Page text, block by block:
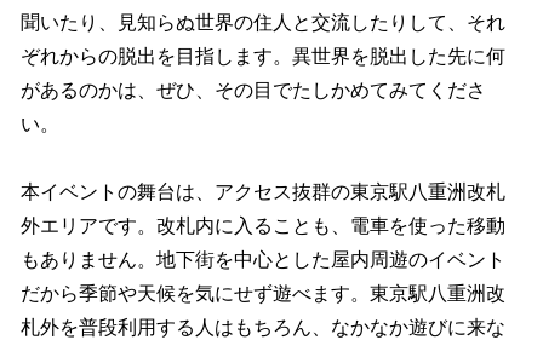
聞いたり、見知らぬ世界の住人と交流したりして、それ
ぞれからの脱出を目指します。異世界を脱出した先に何
があるのかは、ぜひ、その目でたしかめてみてくださ
い。
本イベントの舞台は、アクセス抜群の東京駅八重洲改札
外エリアです。改札内に入ることも、電車を使った移動
もありません。地下街を中心とした屋内周遊のイベント
だから季節や天候を気にせず遊べます。東京駅八重洲改
札外を普段利用する人はもちろん、なかなか遊びに来な